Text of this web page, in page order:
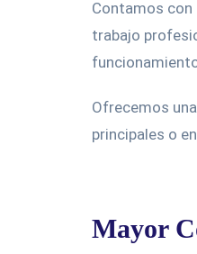
Contamos con
trabajo
Ofrecemos
principales o
Mayor